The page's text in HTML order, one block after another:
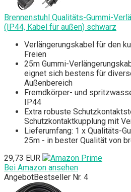
Brennenstuhl Qualitäts-Gummi-
(IP44, Kabel für außen) schwarz
Verlängerungskabel für den
Freien
25m Gummi-
eignet sich bestens für
Außenbereich
Fremdkörper- und
IP44
Extra robuste
Schutzkontaktkupplung mit
Lieferumfang: 1 x Qualitäts-
25m - in bester Qualität von
29,73 EUR
Bei Amazon ansehen
AngebotBestseller Nr. 4